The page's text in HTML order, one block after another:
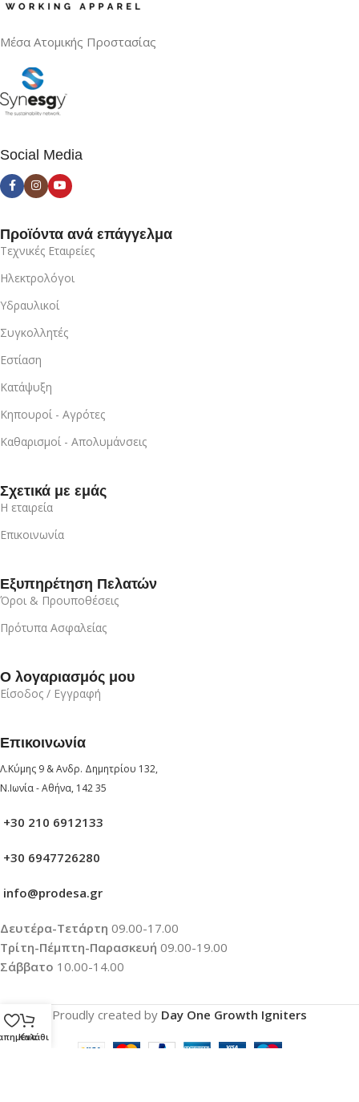
Μέσα Ατομικής Προστασίας
Social Media
Προϊόντα ανά επάγγελμα
Τεχνικές Εταιρείες
Ηλεκτρολόγοι
Υδραυλικοί
Συγκολλητές
Εστίαση
Κατάψυξη
Κηπουροί - Αγρότες
Καθαρισμοί - Απολυμάνσεις
Σχετικά με εμάς
Η εταιρεία
Επικοινωνία
Εξυπηρέτηση Πελατών
Όροι & Προυποθέσεις
Πρότυπα Ασφαλείας
Ο λογαριασμός μου
Είσοδος / Εγγραφή
Επικοινωνία
Λ.Κύμης 9 & Ανδρ. Δημητρίου 132,
Ν.Ιωνία - Αθήνα, 142 35
+30 210 6912133
+30 6947726280
info@prodesa.gr
Δευτέρα-Τετάρτη 09.00-17.00
Τρίτη-Πέμπτη-Παρασκευή 09.00-19.00
Σάββατο 10.00-14.00
Proudly created by Day One Growth Igniters
Καλάθι